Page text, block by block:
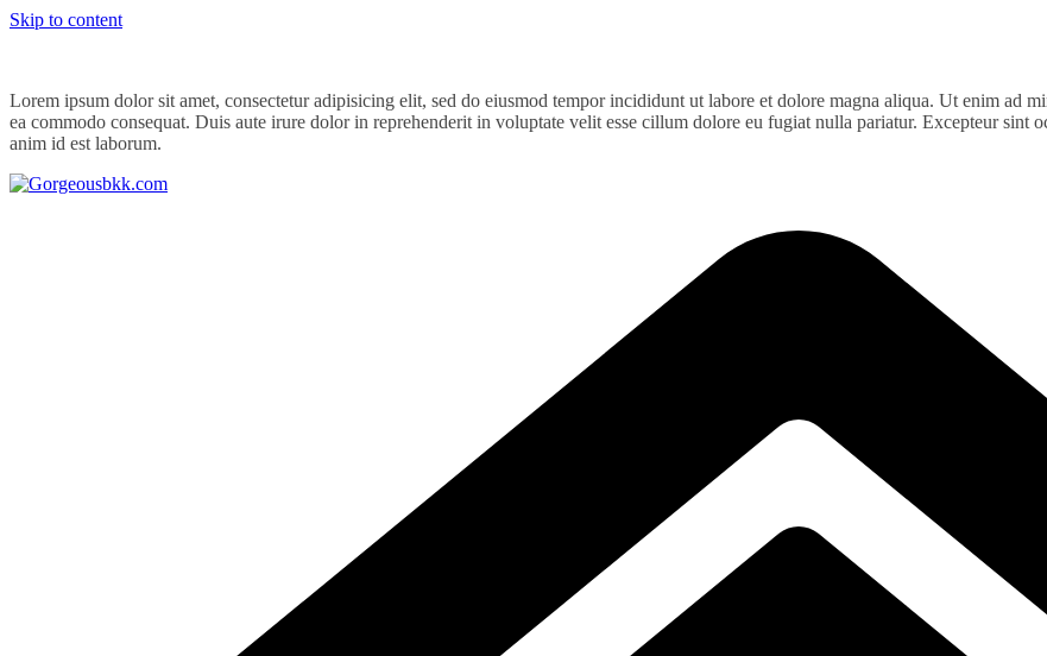
Skip to content
Lorem ipsum dolor sit amet, consectetur adipisicing elit, sed do eiusmod tempor incididunt ut labore et dolore magna aliqua. Ut enim ad
ea commodo consequat. Duis aute irure dolor in reprehenderit in voluptate velit esse cillum dolore eu fugiat nulla pariatur. Excepteur
anim id est laborum.